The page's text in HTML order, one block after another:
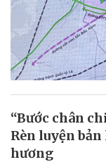
“Bước chân
Rèn luyện
hương